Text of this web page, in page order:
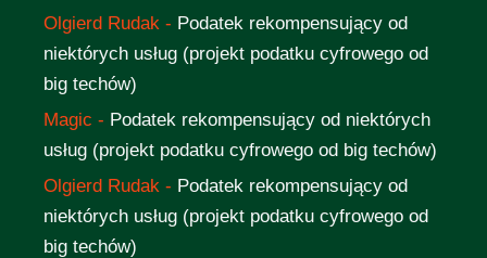
Olgierd Rudak - Podatek rekompensujący od
niektórych usług (projekt podatku cyfrowego od
big techów)
Magic - Podatek rekompensujący od niektórych
usług (projekt podatku cyfrowego od big techów)
Olgierd Rudak - Podatek rekompensujący od
niektórych usług (projekt podatku cyfrowego od
big techów)